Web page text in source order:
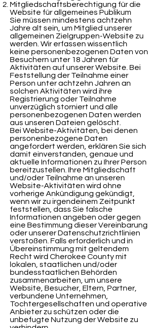
Mitgliedschaftsberechtigung für die
Website für allgemeines Publikum
Sie müssen mindestens achtzehn
Jahre alt sein, um Mitglied unserer
allgemeinen Zielgruppen-Website zu
werden. Wir erfassen wissentlich
keine personenbezogenen Daten von
Besuchern unter 18 Jahren für
Aktivitäten auf unserer Website. Bei
Feststellung der Teilnahme einer
Person unter achtzehn Jahren an
solchen Aktivitäten wird ihre
Registrierung oder Teilnahme
unverzüglich storniert und alle
personenbezogenen Daten werden
aus unseren Dateien gelöscht.
Bei Website-Aktivitäten, bei denen
personenbezogene Daten
angefordert werden, erklären Sie sich
damit einverstanden, genaue und
aktuelle Informationen zu Ihrer Person
bereitzustellen. Ihre Mitgliedschaft
und/oder Teilnahme an unseren
Website-Aktivitäten wird ohne
vorherige Ankündigung gekündigt,
wenn wir zu irgendeinem Zeitpunkt
feststellen, dass Sie falsche
Informationen angeben oder gegen
eine Bestimmung dieser Vereinbarung
oder unserer Datenschutzrichtlinien
verstoßen. Falls erforderlich und in
Übereinstimmung mit geltendem
Recht wird Cherokee County mit
lokalen, staatlichen und/oder
bundesstaatlichen Behörden
zusammenarbeiten, um unsere
Website, Besucher, Eltern, Partner,
verbundene Unternehmen,
Tochtergesellschaften und operative
Anbieter zu schützen oder die
unbefugte Nutzung der Website zu